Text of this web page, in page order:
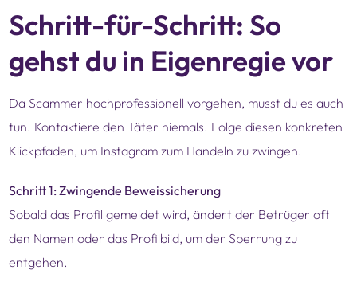
Schritt-für-Schritt: So
gehst du in Eigenregie vor
Da Scammer hochprofessionell vorgehen, musst du es auch
tun. Kontaktiere den Täter niemals. Folge diesen konkreten
Klickpfaden, um Instagram zum Handeln zu zwingen.
Schritt 1: Zwingende Beweissicherung
Sobald das Profil gemeldet wird, ändert der Betrüger oft
den Namen oder das Profilbild, um der Sperrung zu
entgehen.